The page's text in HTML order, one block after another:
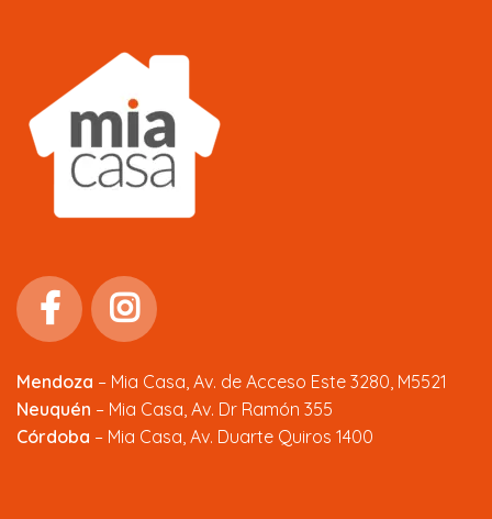
Mendoza – Mia Casa, Av. de Acceso Este 3280, M5521
Neuquén – Mia Casa, Av. Dr Ramón 355
Córdoba – Mia Casa, Av. Duarte Quiros 1400